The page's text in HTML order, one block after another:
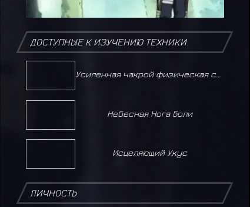
ДОСТУПНЫЕ К ИЗУЧЕНИЮ ТЕХНИКИ
Усиленная чакрой физическая сила
Небесная Нога Боли
Исцеляющий Укус
ЛИЧНОСТЬ